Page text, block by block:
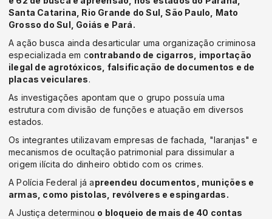
Santa Catarina, Rio Grande do Sul, São Paulo, Mato
Grosso do Sul, Goiás e Pará.
A ação busca ainda desarticular uma organização criminosa
especializada em contrabando de cigarros, importação
ilegal de agrotóxicos, falsificação de documentos e de
placas veiculares.
As investigações apontam que o grupo possuía uma
estrutura com divisão de funções e atuação em diversos
estados.
Os integrantes utilizavam empresas de fachada, "laranjas" e
mecanismos de ocultação patrimonial para dissimular a
origem ilícita do dinheiro obtido com os crimes.
A Polícia Federal já apreendeu documentos, munições e
armas, como pistolas, revólveres e espingardas.
A Justiça determinou o bloqueio de mais de 40 contas